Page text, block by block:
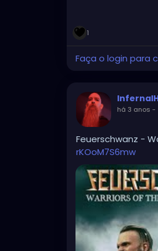
1
Faça o login para
há 3 anos -
Feuerschwanz -
rKOoM7S6mw